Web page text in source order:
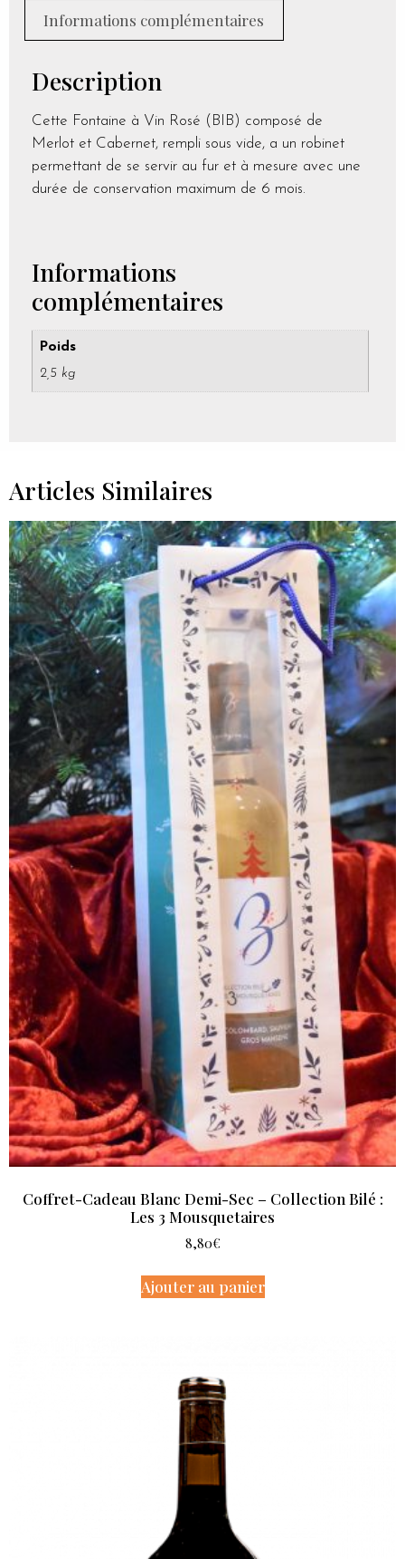
Informations complémentaires
Description
Cette Fontaine à Vin Rosé (BIB) composé de
Merlot et Cabernet, rempli sous vide, a un robinet
permettant de se servir au fur et à mesure avec une
durée de conservation maximum de 6 mois.
Informations
complémentaires
Poids
2,5 kg
Articles Similaires
Coffret-Cadeau Blanc Demi-Sec – Collection Bilé :
Les 3 Mousquetaires
8,80€
Ajouter au panier